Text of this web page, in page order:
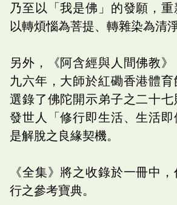
乃至以「我是佛」的發願，
以轉煩惱為菩提、轉雜染為清淨
另外，《阿含經與人間佛教
九六年，大師於紅磡香港體育
選錄了佛陀開示弟子之二十
發世人「修行即生活、生活
是解脫之良緣契機。
《全集》將之收錄於一冊中
行之參考寶典。